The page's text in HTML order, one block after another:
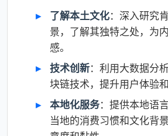
了解本土文化：深入研究
景，了解其独特之处，为
感。
技术创新：利用大数据分
块链技术，提升用户体验和
本地化服务：提供本地语
当地的消费习惯和文化背